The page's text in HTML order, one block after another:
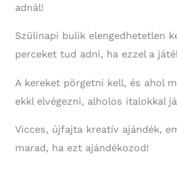
adnál!
Szülinapi bulik elengedhetetlen
perceket tud adni, ha ezzel a
A kereket pörgetni kell, és ahol
ekkl elvégezni, alholos italokkal
Vicces, újfajta kreatív ajándék,
marad, ha ezt ajándékozod!